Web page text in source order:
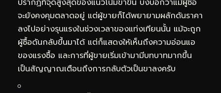
ปรากฏที่จุดสูงสุดของแนวโน้มขาขึ้น บ่งบอกว่าแม้ผู้ซื้อ
จะยังคงคุมตลาดอยู่ แต่ผู้ขายก็ได้พยายามผลักดันราคา
ลงไปอย่างรุนแรงในช่วงเวลาของแท่งเทียนนั้น แม้จะถูก
ผู้ซื้อดันกลับขึ้นมาได้ แต่ก็แสดงให้เห็นถึงความอ่อนแอ
ของแรงซื้อ และการที่ผู้ขายเริ่มเข้ามามีบทบาทมากขึ้น
เป็นสัญญาณเตือนถึงการกลับตัวเป็นขาลงครับ